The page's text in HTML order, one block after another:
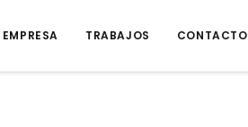
EMPRESA TRABAJOS CONTACTO